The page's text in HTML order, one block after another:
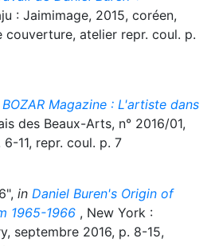
: Jaimimage, 2015, coréen,
couverture, atelier repr. coul. p.
BOZAR Magazine : L'artiste dans
des Beaux-Arts, n° 2016/01,
11, repr. coul. p. 7
in Daniel Buren's Origin of
1965-1966 , New York :
septembre 2016, p. 8-15,